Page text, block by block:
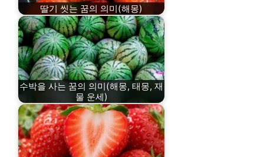
딸기 씻는 꿈의 의미(해몽)
수박을 사는 꿈의 의미(해몽, 태몽, 재
물 운세)